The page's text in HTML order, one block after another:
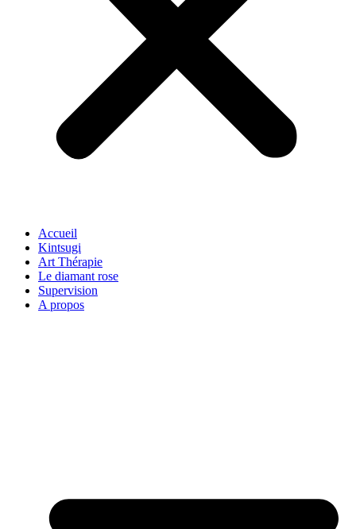
Accueil
Kintsugi
Art Thérapie
Le diamant rose
Supervision
A propos